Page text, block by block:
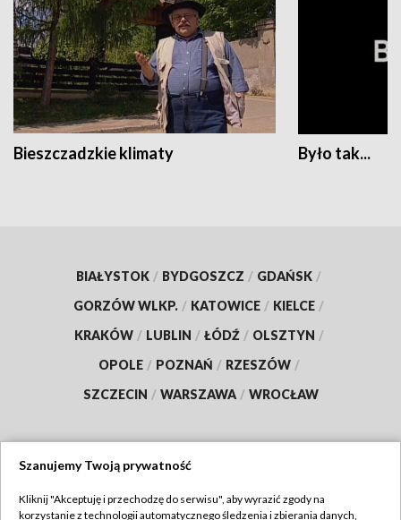
Bieszczadzkie klimaty Było tak...
BIAŁYSTOK / BYDGOSZCZ / GDAŃSK /
GORZÓW WLKP. / KATOWICE / KIELCE /
KRAKÓW / LUBLIN / ŁÓDŹ / OLSZTYN /
OPOLE / POZNAŃ / RZESZÓW /
SZCZECIN / WARSZAWA / WROCŁAW
Szanujemy Twoją prywatność
Kliknij "Akceptuję i przechodzę do serwisu", aby wyrazić zgody na
korzystanie z technologii automatycznego śledzenia i zbierania danych,